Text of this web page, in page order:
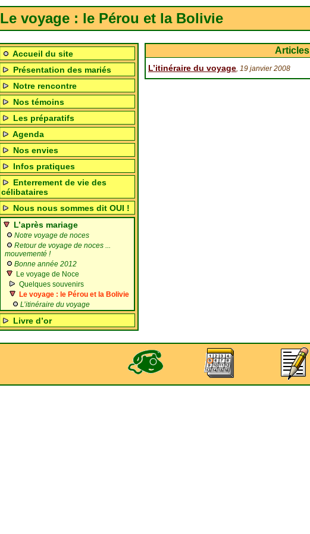
Le voyage : le Pérou et la Bolivie
Accueil du site
Présentation des mariés
Notre rencontre
Nos témoins
Les préparatifs
Agenda
Nos envies
Infos pratiques
Enterrement de vie des
célibataires
Nous nous sommes dit OUI !
L’après mariage
Notre voyage de noces
Retour de voyage de noces ...
mouvementé !
Bonne année 2012
Le voyage de Noce
Quelques souvenirs
Le voyage : le Pérou et la Bolivie
L’itinéraire du voyage
Livre d’or
Articles
L’itinéraire du voyage, 19 janvier 2008